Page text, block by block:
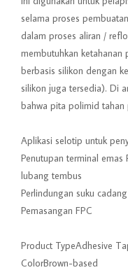
selama proses
dalam proses aliran /
membutuhkan ketahanan
berbasis silikon dengan
silikon juga tersedia). Di
bahwa pita polimid
Aplikasi selotip untuk
Penutupan terminal emas
lubang tembus
Perlindungan suku cadang
Pemasangan FPC
Product TypeAdhesive
ColorBrown-based